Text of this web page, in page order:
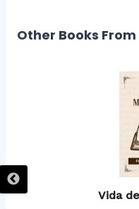
Other Books
Vida